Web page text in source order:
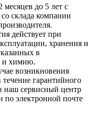
месяцев до 5 лет с
склада компании
действует при
хранения и
в
и химию.
возникновения
гарантийного
наш сервисный центр
по электронной почте